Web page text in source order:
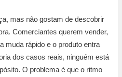
mas não gostam de descobrir
Comerciantes querem vender,
muda rápido e o produto entra
dos casos reais, ninguém está
O problema é que o ritmo